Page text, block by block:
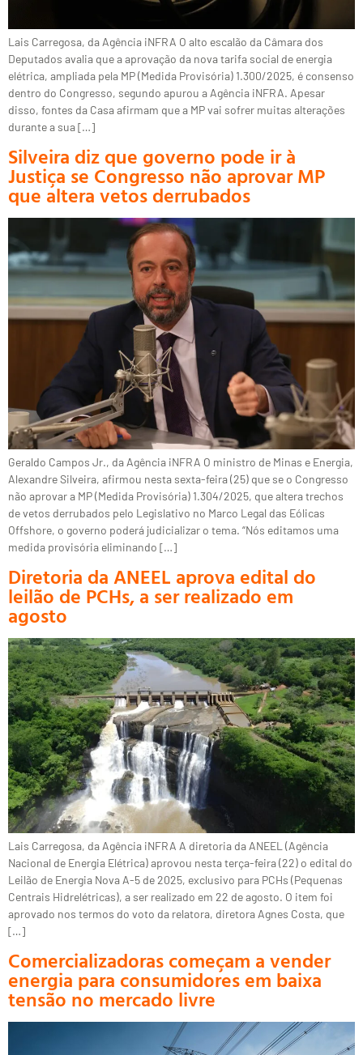
Lais Carregosa, da Agência iNFRA O alto escalão da Câmara dos
Deputados avalia que a aprovação da nova tarifa social de energia
elétrica, ampliada pela MP (Medida Provisória) 1.300/2025, é consenso
dentro do Congresso, segundo apurou a Agência iNFRA. Apesar
disso, fontes da Casa afirmam que a MP vai sofrer muitas alterações
durante a sua […]
Silveira diz que governo pode ir à
Justiça se Congresso não aprovar MP
que altera vetos derrubados
Geraldo Campos Jr., da Agência iNFRA O ministro de Minas e Energia,
Alexandre Silveira, afirmou nesta sexta-feira (25) que se o Congresso
não aprovar a MP (Medida Provisória) 1.304/2025, que altera trechos
de vetos derrubados pelo Legislativo no Marco Legal das Eólicas
Offshore, o governo poderá judicializar o tema. “Nós editamos uma
medida provisória eliminando […]
Diretoria da ANEEL aprova edital do
leilão de PCHs, a ser realizado em
agosto
Lais Carregosa, da Agência iNFRA A diretoria da ANEEL (Agência
Nacional de Energia Elétrica) aprovou nesta terça-feira (22) o edital do
Leilão de Energia Nova A-5 de 2025, exclusivo para PCHs (Pequenas
Centrais Hidrelétricas), a ser realizado em 22 de agosto. O item foi
aprovado nos termos do voto da relatora, diretora Agnes Costa, que
[…]
Comercializadoras começam a vender
energia para consumidores em baixa
tensão no mercado livre